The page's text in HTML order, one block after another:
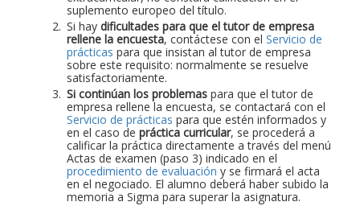
suplemento europeo del título.
Si hay dificultades para que el tutor de empresa
rellene la encuesta, contáctese con el Servicio de
prácticas para que insistan al tutor de empresa
sobre este requisito: normalmente se resuelve
satisfactoriamente.
Si continúan los problemas para que el tutor de
empresa rellene la encuesta, se contactará con el
Servicio de prácticas para que estén informados y
en el caso de práctica curricular, se procederá a
calificar la práctica directamente a través del menú
Actas de examen (paso 3) indicado en el
procedimiento de evaluación y se firmará el acta
en el negociado. El alumno deberá haber subido la
memoria a Sigma para superar la asignatura.